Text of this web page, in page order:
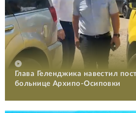
Глава Геленджика навестил
больнице Архипо-Осиповки